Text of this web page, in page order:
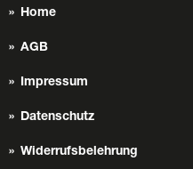
Home
AGB
Impressum
Datenschutz
Widerrufsbelehrung